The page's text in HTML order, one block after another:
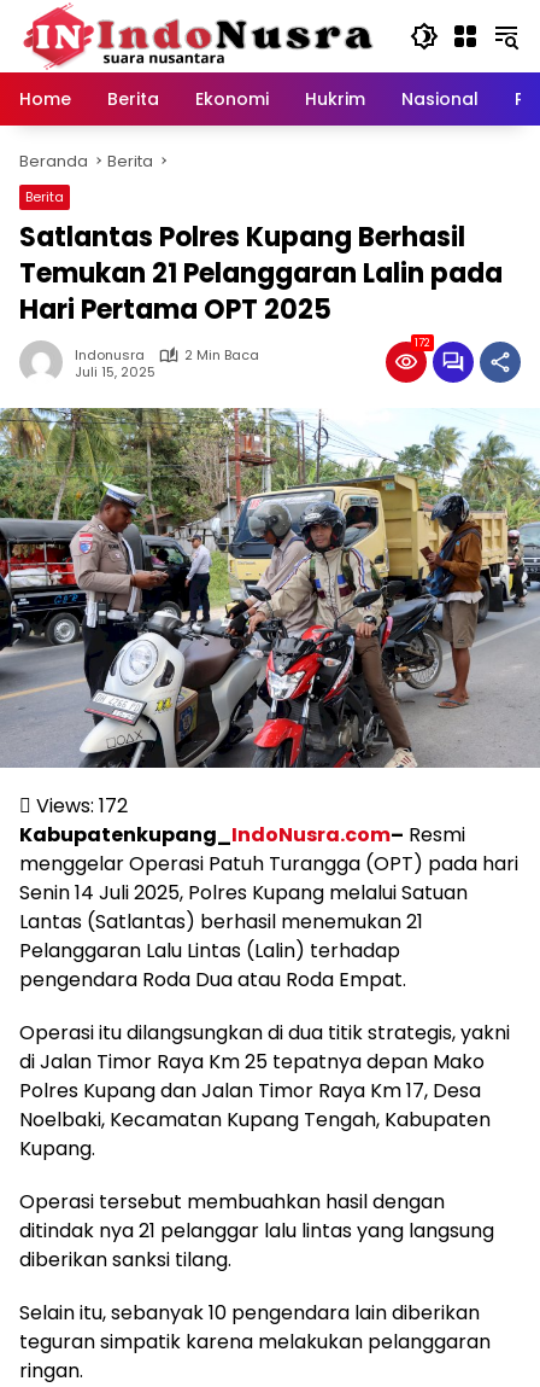
Langsung
konten
Home
Berita Ekonomi Hukrim Nasional
Beranda Berita
Berita
Satlantas Polres Kupang Berhasil
Temukan 21 Pelanggaran Lalin pada
Hari Pertama OPT 2025
Indonusra
2 Min Baca
Juli 15, 2025
172
Views: 172
Kabupatenkupang_IndoNusra.com– Resmi
menggelar Operasi Patuh Turangga (OPT) pada hari
Senin 14 Juli 2025, Polres Kupang melalui Satuan
Lantas (Satlantas) berhasil menemukan 21
Pelanggaran Lalu Lintas (Lalin) terhadap
pengendara Roda Dua atau Roda Empat.
Operasi itu dilangsungkan di dua titik strategis, yakni
di Jalan Timor Raya Km 25 tepatnya depan Mako
Polres Kupang dan Jalan Timor Raya Km 17, Desa
Noelbaki, Kecamatan Kupang Tengah, Kabupaten
Kupang.
Operasi tersebut membuahkan hasil dengan
ditindak nya 21 pelanggar lalu lintas yang langsung
diberikan sanksi tilang.
Selain itu, sebanyak 10 pengendara lain diberikan
teguran simpatik karena melakukan pelanggaran
ringan.